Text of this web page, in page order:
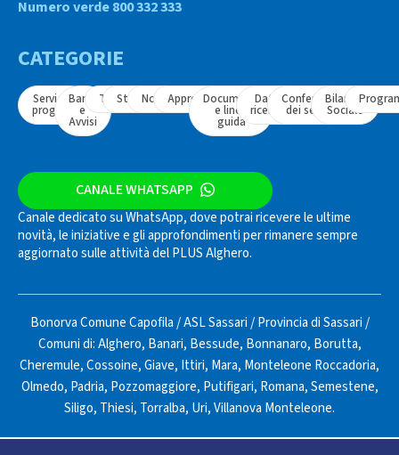
Numero verde 800 332 333
CATEGORIE
Servizi e
progetti
Bandi
e
Avvisi
TavoliStrumentiNormativaApprofondimenti
Documenti
e linee
guida
Dati e
ricerche
Conferenza
dei servizi
Bilancio
Sociale
CANALE WHATSAPP
Canale dedicato su WhatsApp, dove potrai ricevere le ultime
novità, le iniziative e gli approfondimenti per rimanere sempre
aggiornato sulle attività del PLUS Alghero.
Bonorva Comune Capofila/ASL Sassari/Provincia di Sassari/
Comuni di:Alghero, Banari, Bessude, Bonnanaro, Borutta,
Cheremule,Cossoine,Giave, Ittiri, Mara, Monteleone Roccadoria,
Olmedo, Padria, Pozzomaggiore, Putifigari, Romana,Semestene,
Siligo, Thiesi, Torralba, Uri,Villanova Monteleone.